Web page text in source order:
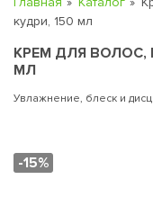
кудри, 150 мл
КРЕМ ДЛЯ ВОЛОС,
МЛ
Увлажнение, блеск и
-15%